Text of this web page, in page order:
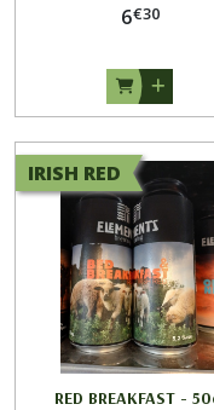
6€30
IRISH RED
RED BREAKFAST -